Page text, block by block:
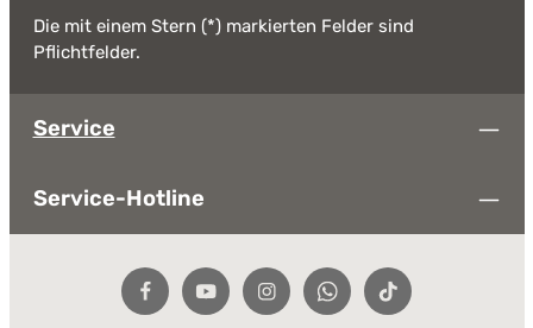
Die mit einem Stern (*) markierten Felder sind
Pflichtfelder.
Service
Service-Hotline